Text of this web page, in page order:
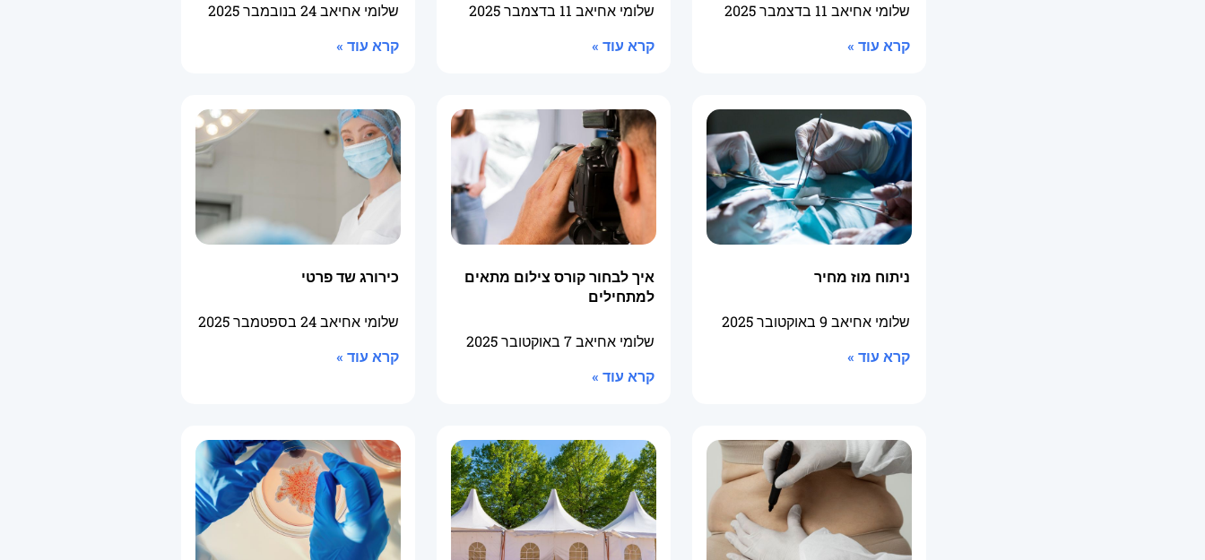
שלומי אחיאב 11 בדצמבר 2025
קרא עוד »
שלומי אחיאב 11 בדצמבר 2025
קרא עוד »
שלומי אחיאב24 בנובמבר 2025
קרא עוד »
ניתוח מוז מחיר
שלומי אחיאב 9 באוקטובר 2025
קרא עוד »
איך לבחור קורס צילום מתאים
למתחילים
שלומי אחיאב7 באוקטובר 2025
קרא עוד »
כירורג שד פרטי
שלומי אחיאב24 בספטמבר 2025
קרא עוד »